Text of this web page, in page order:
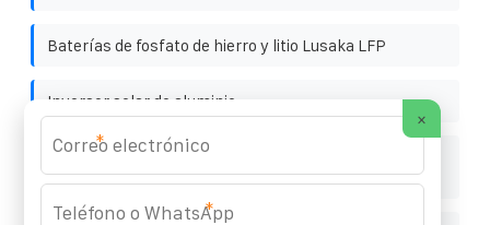
Baterías de fosfato de hierro y litio Lusaka LFP
Inversor solar de aluminio
Estación base de comunicaciones de las Islas Cook
con sistema de energía híbrida ubicada en interiores
×
*
*